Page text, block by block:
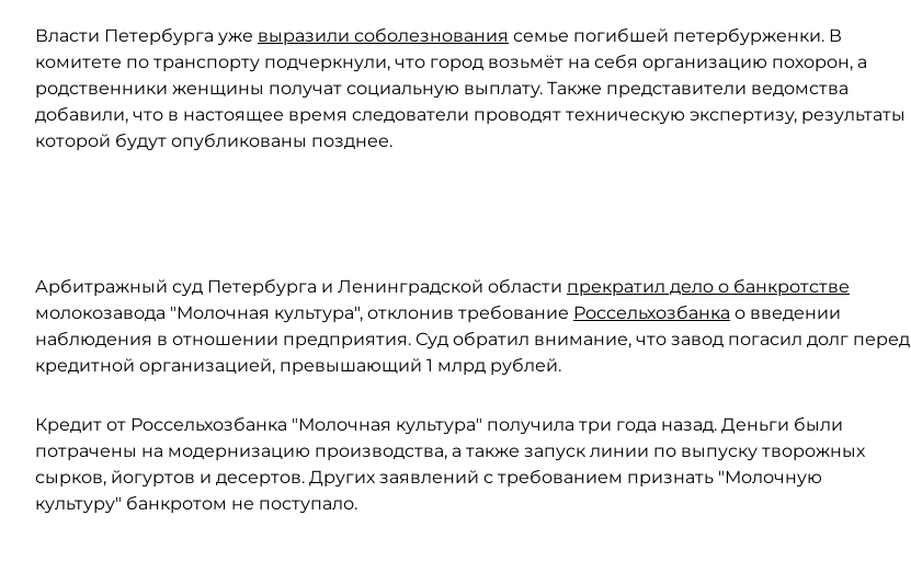
Власти Петербурга уже выразили соболезнования семье погибшей петербурженки. В
комитете по транспорту подчеркнули, что город возьмёт на себя организацию похорон, а
родственники женщины получат социальную выплату. Также представители ведомства
добавили, что в настоящее время следователи проводят техническую экспертизу, результаты
которой будут опубликованы позднее.
Арбитражный суд Петербурга и Ленинградской области прекратил дело о банкротстве
молокозавода "Молочная культура", отклонив требование Россельхозбанка о введении
наблюдения в отношении предприятия. Суд обратил внимание, что завод погасил долг перед
кредитной организацией, превышающий 1 млрд рублей.
Кредит от Россельхозбанка "Молочная культура" получила три года назад. Деньги были
потрачены на модернизацию производства, а также запуск линии по выпуску творожных
сырков, йогуртов и десертов. Других заявлений с требованием признать "Молочную
культуру" банкротом не поступало.